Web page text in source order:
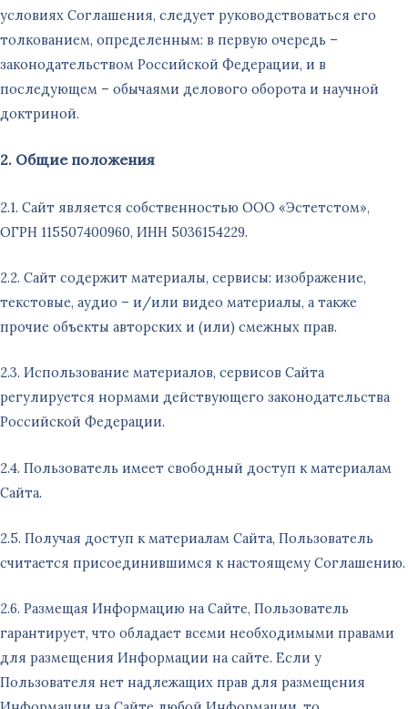
условиях Соглашения, следует руководствоваться его
толкованием, определенным: в первую очередь –
законодательством Российской Федерации, и в
последующем – обычаями делового оборота и научной
доктриной.
2. Общие положения
2.1. Сайт является собственностью ООО «Эстетстом»,
ОГРН 115507400960, ИНН 5036154229.
2.2. Сайт содержит материалы, сервисы: изображение,
текстовые, аудио – и/или видео материалы, а также
прочие объекты авторских и (или) смежных прав.
2.3. Использование материалов, сервисов Сайта
регулируется нормами действующего законодательства
Российской Федерации.
2.4. Пользователь имеет свободный доступ к материалам
Сайта.
2.5. Получая доступ к материалам Сайта, Пользователь
считается присоединившимся к настоящему Соглашению.
2.6. Размещая Информацию на Сайте, Пользователь
гарантирует, что обладает всеми необходимыми правами
для размещения Информации на сайте. Если у
Пользователя нет надлежащих прав для размещения